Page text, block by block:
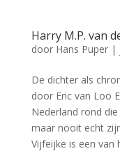
Harry M.P. van
door Hans Puper|
De dichter als
door Eric van Loo
Nederland rond
maar nooit echt
Vijfeijke is een van